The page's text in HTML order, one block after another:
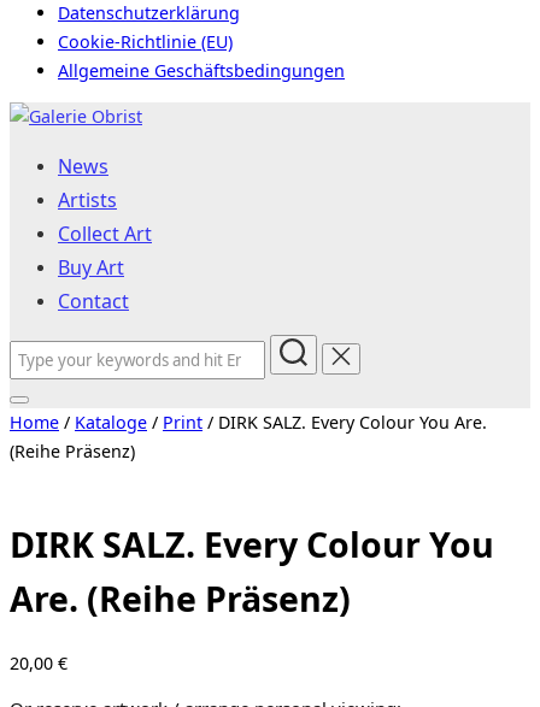
Datenschutzerklärung
Cookie-Richtlinie (EU)
Allgemeine Geschäftsbedingungen
Skip
contentNews
Artists
Collect Art
Buy Art
Contact
Search
for:
Toggle
sidebar
&
Home / Kataloge / Print / DIRK SALZ. Every Colour You Are.
(Reihe Präsenz)
DIRK SALZ. Every Colour You
Are. (Reihe Präsenz)
20,00 €